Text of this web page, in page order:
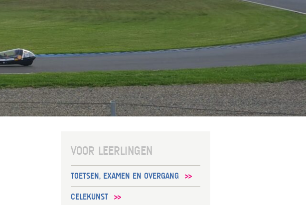
VOOR LEERLINGEN
TOETSEN, EXAMEN EN OVERGANG
CELEKUNST